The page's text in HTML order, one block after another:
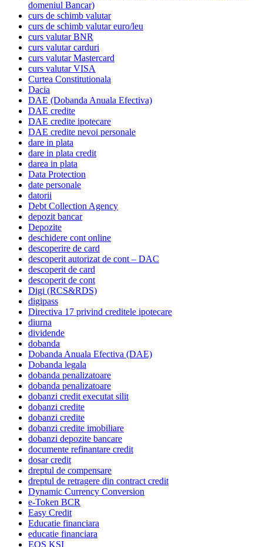
domeniul Bancar)
curs de schimb valutar
curs de schimb valutar euro/leu
curs valutar BNR
curs valutar carduri
curs valutar Mastercard
curs valutar VISA
Curtea Constitutionala
Dacia
DAE (Dobanda Anuala Efectiva)
DAE credite
DAE credite ipotecare
DAE credite nevoi personale
dare in plata
dare in plata credit
darea in plata
Data Protection
date personale
datorii
Debt Collection Agency
depozit bancar
Depozite
deschidere cont online
descoperire de card
descoperit autorizat de cont – DAC
descoperit de card
descoperit de cont
Digi (RCS&RDS)
digipass
Directiva 17 privind creditele ipotecare
diurna
dividende
dobanda
Dobanda Anuala Efectiva (DAE)
Dobanda legala
dobanda penalizatoare
dobanda penalizatoare
dobanzi credit executat silit
dobanzi credite
dobanzi credite
dobanzi credite imobiliare
dobanzi depozite bancare
documente refinantare credit
dosar credit
dreptul de compensare
dreptul de retragere din contract credit
Dynamic Currency Conversion
e-Token BCR
Easy Credit
Educatie financiara
educatie financiara
EOS KSI